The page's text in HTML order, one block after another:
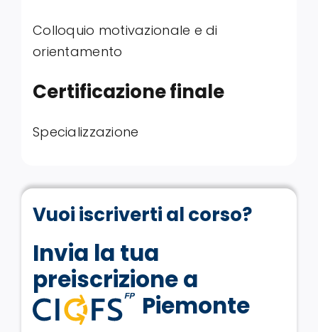
Colloquio motivazionale e di
orientamento
Certificazione finale
Specializzazione
Vuoi iscriverti al corso?
Invia la tua
preiscrizione a
Piemonte